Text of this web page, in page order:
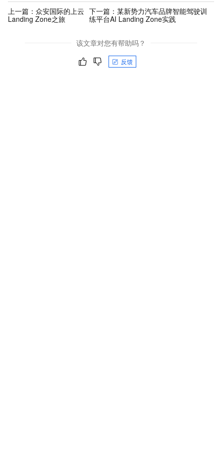
上一篇： 众安国际的上云
Landing Zone之旅
下一篇：某新势力汽车品牌智能驾驶训
练平台AI Landing Zone实践
该文章对您有帮助吗？
反馈